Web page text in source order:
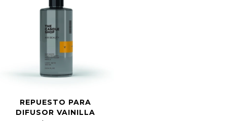
REPUESTO PARA
DIFUSOR VAINILLA